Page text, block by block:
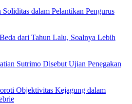
dalam Pelantikan Pengurus
dari Tahun Lalu, Soalnya Lebih
Sutrimo Disebut Ujian Penegakan
Objektivitas Kejagung dalam